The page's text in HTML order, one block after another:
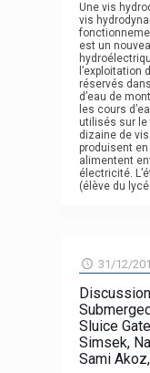
Une vis
vis
est un
l’exploitation
réservés
d’eau de
les cours
utilisés sur le
dizaine de
produisent
alimentent
électricité.
(élève du
31/12/
Sluice
Simsek,
Sami